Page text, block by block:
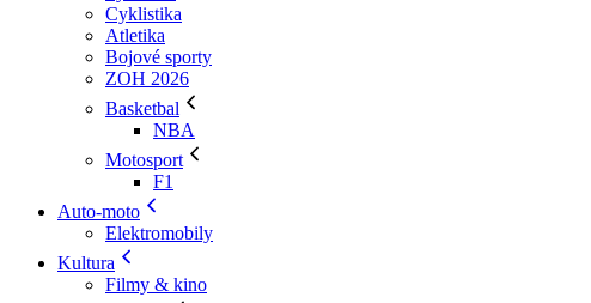
Cyklistika
Atletika
Bojové sporty
ZOH 2026
Basketbal
NBA
Motosport
F1
Auto-moto
Elektromobily
Kultura
Filmy & kino